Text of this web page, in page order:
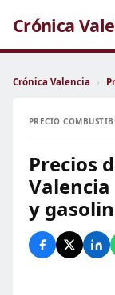
Crónica
Crónica Valencia ›
PRECIO
Precios
y